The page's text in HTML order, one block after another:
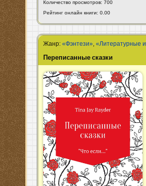
Количество просмотров: 700
Рейтинг онлайн книги: 0.00
Жанр:«Фэнтези»,«Литературные
Переписанные сказки